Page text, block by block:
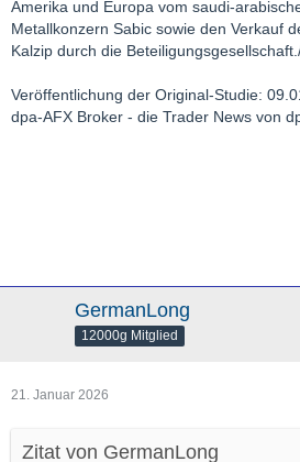
Amerika und Europa vom saudi-
Metallkonzern Sabic sowie den Verkauf
Kalzip durch die
Veröffentlichung der Original-Studie:
dpa-AFX Broker - die Trader News von
GermanLong
12000g Mitglied
21. Januar 2026
Zitat von GermanLong